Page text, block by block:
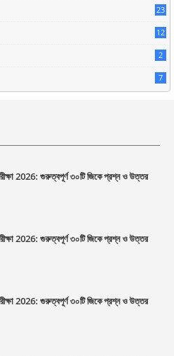
23
12
2
7
2026: গুরুত্বপূর্ণ ৩০টি জিকে প্রশ্ন ও উত্তর
2026: গুরুত্বপূর্ণ ৩০টি জিকে প্রশ্ন ও উত্তর
2026: গুরুত্বপূর্ণ ৩০টি জিকে প্রশ্ন ও উত্তর